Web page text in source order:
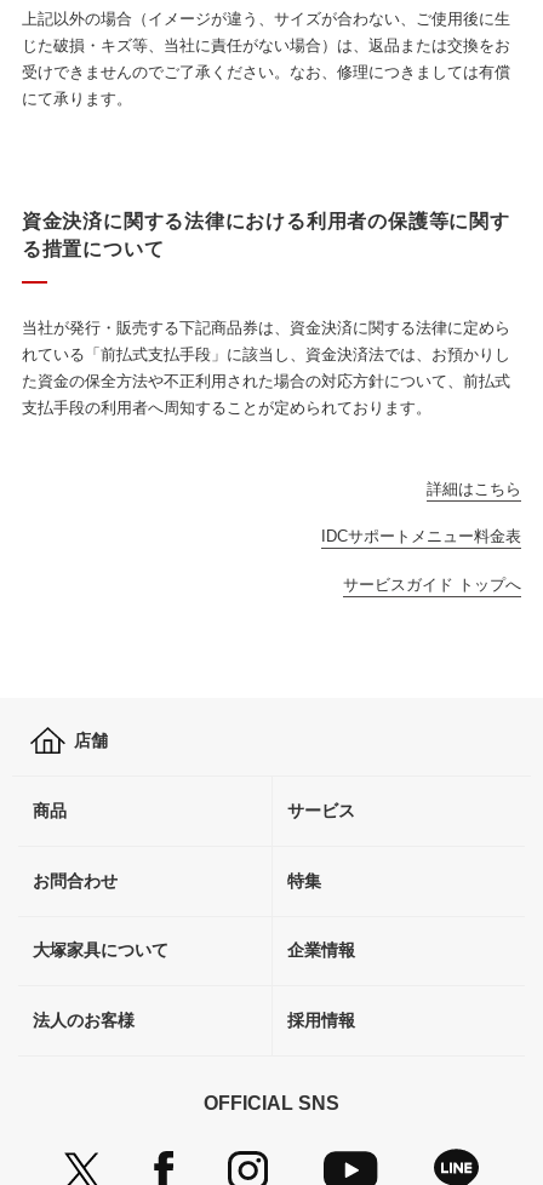
上記以外の場合（イメージが違う、サイズが合わない、ご使用後に生
じた破損・キズ等、当社に責任がない場合）は、返品または交換をお
受けできませんのでご了承ください。なお、修理につきましては有償
にて承ります。
資金決済に関する法律における利用者の保護等に関す
る措置について
当社が発行・販売する下記商品券は、資金決済に関する法律に定めら
れている「前払式支払手段」に該当し、資金決済法では、お預かりし
た資金の保全方法や不正利用された場合の対応方針について、前払式
支払手段の利用者へ周知することが定められております。
詳細はこちら
IDCサポートメニュー料金表
サービスガイド トップへ
店舗
商品 サービス
お問合わせ 特集
大塚家具について 企業情報
法人のお客様 採用情報
OFFICIAL SNS